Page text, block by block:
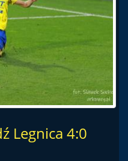
Legnica 4:0